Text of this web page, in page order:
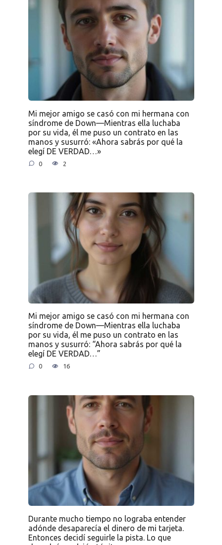
Mi mejor amigo se casó con mi hermana con
síndrome de Down—Mientras ella luchaba
por su vida, él me puso un contrato en las
manos y susurró: «Ahora sabrás por qué la
elegí DE VERDAD…»
0 2
Mi mejor amigo se casó con mi hermana con
síndrome de Down—Mientras ella luchaba
por su vida, él me puso un contrato en las
manos y susurró: “Ahora sabrás por qué la
elegí DE VERDAD…”
0 16
Durante mucho tiempo no lograba entender
adónde desaparecía el dinero de mi tarjeta.
Entonces decidí seguirle la pista. Lo que